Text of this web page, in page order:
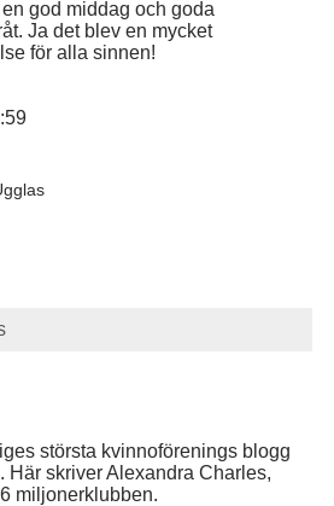
god middag och goda
Ja det blev en mycket
för alla sinnen!
största kvinnoförenings blogg
Här skriver Alexandra Charles,
miljonerklubben.